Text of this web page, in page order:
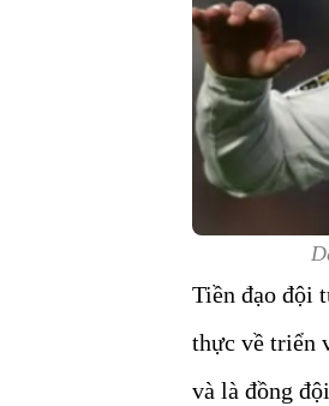
Tiền đạo đội
thực về triển
và là đồng